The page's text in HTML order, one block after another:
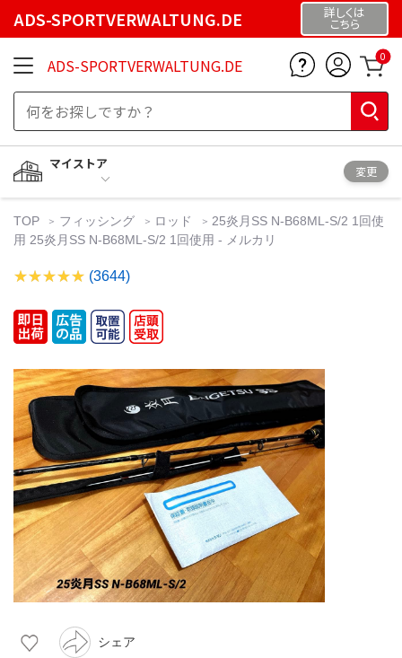
ADS-SPORTVERWALTUNG.DE 詳しくは
こちら
ADS-SPORTVERWALTUNG.DE 0
マイストア
変更
TOP フィッシング ロッド
25炎月SS N-B68ML-S/2 1回使
用 25炎月SS N-B68ML-S/2 1回使用 - メルカリ
(3644)
シェア